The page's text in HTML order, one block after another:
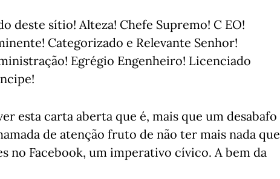
deste sítio! Alteza! Chefe Supremo! C EO!
Categorizado e Relevante Senhor!
Egrégio Engenheiro! Licenciado
esta carta aberta que é, mais que um desabafo
de atenção fruto de não ter mais nada que
no Facebook, um imperativo cívico. A bem da